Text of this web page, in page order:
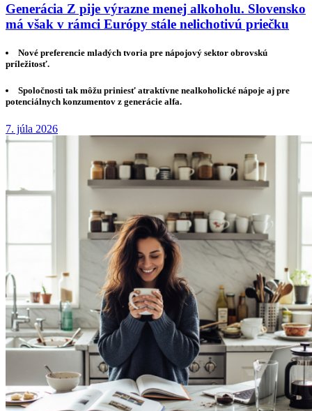
Generácia Z pije výrazne menej alkoholu. Slovensko
má však v rámci Európy stále nelichotivú priečku
Nové preferencie mladých tvoria pre nápojový sektor obrovskú
príležitosť.
Spoločnosti tak môžu priniesť atraktívne nealkoholické nápoje aj pre
potenciálnych konzumentov z generácie alfa.
7. júla 2026